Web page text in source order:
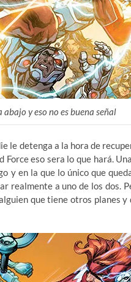
y eso no es buena señal
le detenga a la hora de
eso sera lo que hará.
y en la que lo único que
realmente a uno de los dos.
que tiene otros planes y